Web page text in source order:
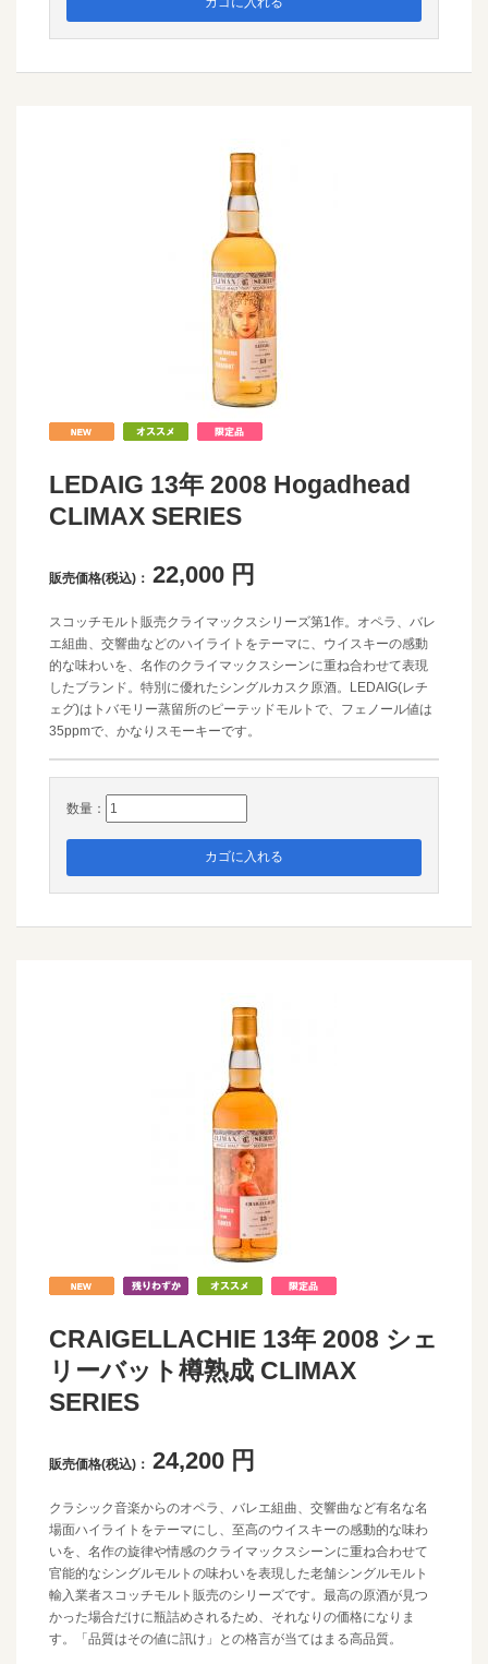
LEDAIG 13年 2008 Hogadhead
CLIMAX SERIES
販売価格(税込)： 22,000 円
スコッチモルト販売クライマックスシリーズ第1作。オペラ、バレ
エ組曲、交響曲などのハイライトをテーマに、ウイスキーの感動
的な味わいを、名作のクライマックスシーンに重ね合わせて表現
したブランド。特別に優れたシングルカスク原酒。LEDAIG(レチ
ェグ)はトバモリー蒸留所のピーテッドモルトで、フェノール値は
35ppmで、かなりスモーキーです。
数量：
CRAIGELLACHIE 13年 2008 シェ
リーバット樽熟成 CLIMAX
SERIES
販売価格(税込)： 24,200 円
クラシック音楽からのオペラ、バレエ組曲、交響曲など有名な名
場面ハイライトをテーマにし、至高のウイスキーの感動的な味わ
いを、名作の旋律や情感のクライマックスシーンに重ね合わせて
官能的なシングルモルトの味わいを表現した老舗シングルモルト
輸入業者スコッチモルト販売のシリーズです。最高の原酒が見つ
かった場合だけに瓶詰めされるため、それなりの価格になりま
す。「品質はその値に訊け」との格言が当てはまる高品質。